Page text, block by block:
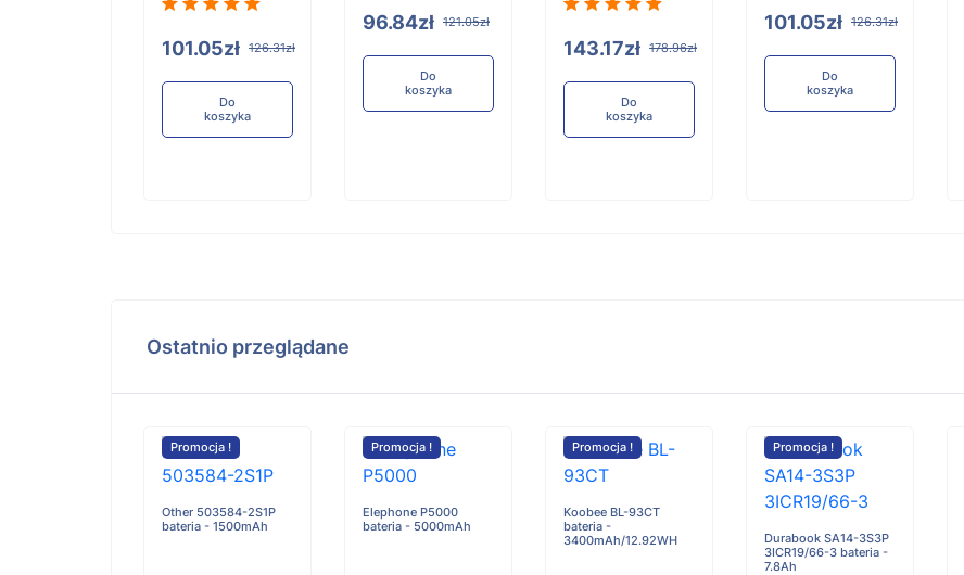
101.05zł 126.31zł
Do
koszyka
96.84zł 121.05zł
Do
koszyka
143.17zł 178.96zł
Do
koszyka
101.05zł 126.31zł
Do
koszyka
Ostatnio przeglądane
Promocja !
Other 503584-2S1P
bateria - 1500mAh
Promocja !
Elephone P5000
bateria - 5000mAh
Promocja !
Koobee BL-93CT
bateria -
3400mAh/12.92WH
Promocja !
Durabook SA14-3S3P
3ICR19/66-3 bateria -
7.8Ah